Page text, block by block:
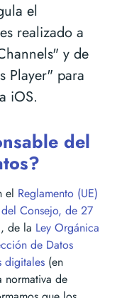
el
realizado a
y de
Player" para
iOS.
del
el Reglamento (UE)
Consejo, de 27
de la Ley Orgánica
de Datos
digitales (en
normativa de